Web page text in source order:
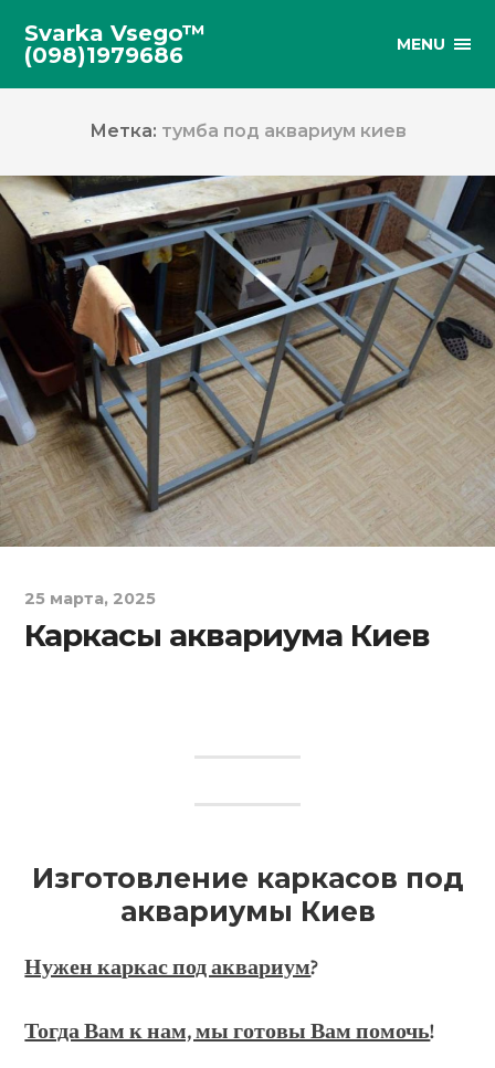
Svarka Vsego™
(098)1979686
MENU
Метка: тумба под аквариум киев
25 марта, 2025
Каркасы аквариума Киев
Изготовление каркасов под
аквариумы Киев
Нужен каркас под аквариум?
Тогда Вам к нам, мы готовы Вам помочь!